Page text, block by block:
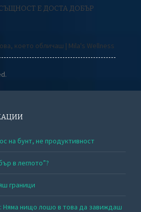
Е ДОСТА ДОБЪР
което обличаш | Mila's Wellness
на бунт, не продуктивност
в леглото”?
граници
Няма нищо лошо в това да завиждаш